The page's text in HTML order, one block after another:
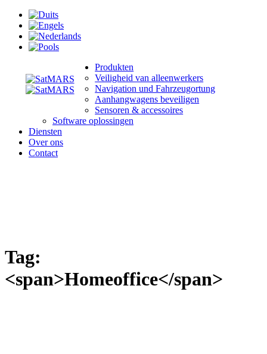
Produkten
Veiligheid van alleenwerkers
Navigation und Fahrzeugortung
Aanhangwagens beveiligen
Sensoren & accessoires
Software oplossingen
Diensten
Over ons
Contact
Tag:
<span>Homeoffice</span>